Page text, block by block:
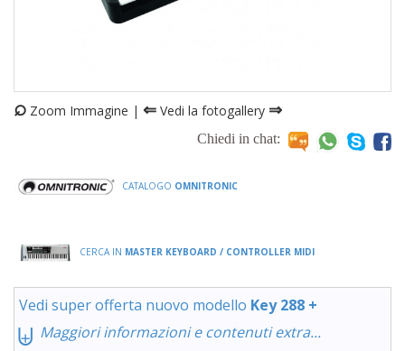
⌕ Zoom Immagine | ⇐ Vedi la fotogallery ⇒
Chiedi in chat:
CATALOGO OMNITRONIC
CERCA IN MASTER KEYBOARD / CONTROLLER MIDI
Vedi super offerta nuovo modello Key 288 +
⨄ Maggiori informazioni e contenuti extra...